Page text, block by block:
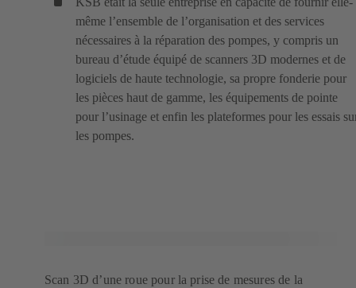
même l’ensemble de l’organisation et des services
nécessaires à la réparation des pompes, y compris un
bureau d’étude équipé de scanners 3D modernes et de
logiciels de haute technologie, sa propre fonderie pour
les pièces haut de gamme, les équipements de pointe
pour l’usinage et enfin les plateformes pour les essais
les pompes.
Scan 3D d’une roue pour la prise de mesures de la